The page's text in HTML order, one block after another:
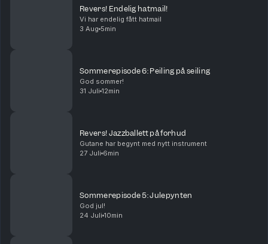
Revers! Endelig hatmail!
Vi har endelig fått hatmail
3 Aug 5min
Sommerepisode 6: Peiling på seiling
God sommer!
31 Juli 12min
Revers! Jazzballett på forhud
Gutane har begynt med nytt instrument
27 Juli 6min
Sommerepisode 5: Julepynten
God jul!
24 Juli 10min